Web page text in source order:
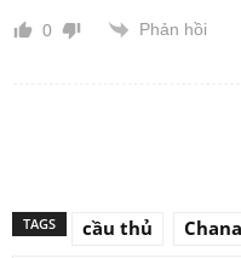
0 Phản hồi
TAGS cầu thủ